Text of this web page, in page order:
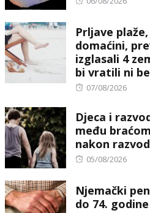
Prljave
domaćini,
izglasali 4
bi vratili ni
Posted
07/08/2026
Djeca i
među
nakon
Posted
05/08/2026
Njemački
do 74. godine